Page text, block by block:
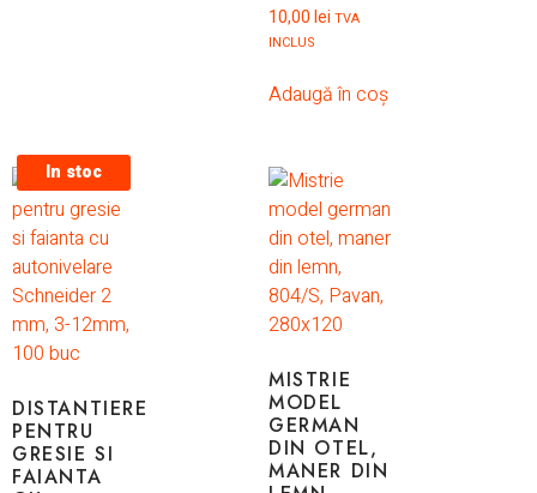
10,00 lei TVA
INCLUS
Adaugă în coș
In stoc
DISTANTIERE
PENTRU
GRESIE SI
FAIANTA
MISTRIE
MODEL
GERMAN
DIN OTEL,
MANER DIN